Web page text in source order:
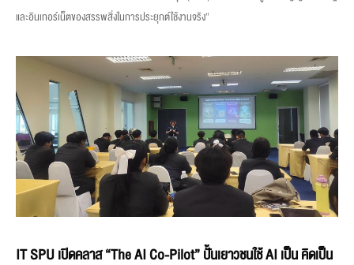
และอินเทอร์เน็ตของสรรพสิ่งในการประยุกต์ใช้งานจริง”
IT SPU เปิดคลาส “The AI Co-Pilot” ปั้นเยาวชนใช้ AI เป็น คิดเป็น